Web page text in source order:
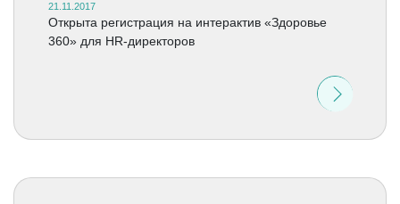
21.11.2017
Открыта регистрация на интерактив «Здоровье
360» для HR-директоров